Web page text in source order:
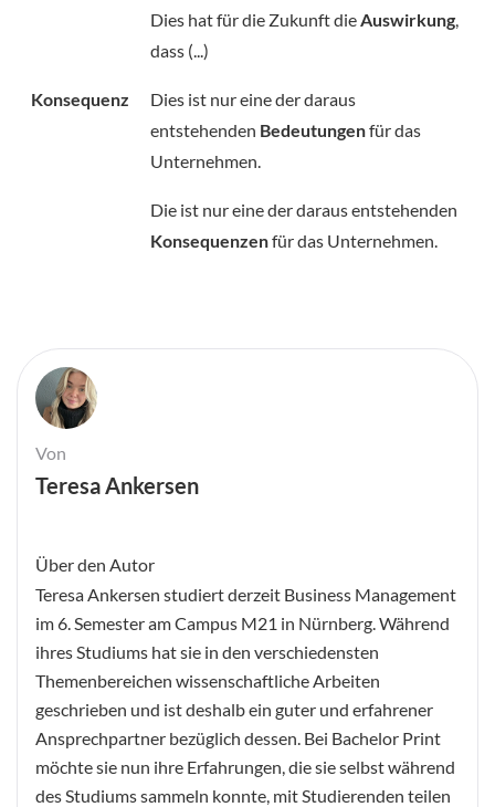
Dies hat für die Zukunft dieAuswirkung,
dass (...)
Konsequenz
Dies ist nur eine der daraus
entstehenden Bedeutungenfür das
Unternehmen.
Die ist nur eine der daraus entstehenden
Konsequenzenfür das Unternehmen.
Von
Teresa Ankersen
Über den Autor
Teresa Ankersen studiert derzeit Business Management
im 6. Semester am Campus M21 in Nürnberg. Während
ihres Studiums hat sie in den verschiedensten
Themenbereichen wissenschaftliche Arbeiten
geschrieben und ist deshalb ein guter und erfahrener
Ansprechpartner bezüglich dessen. Bei Bachelor Print
möchte sie nun ihre Erfahrungen, die sie selbst während
des Studiums sammeln konnte, mit Studierenden teilen